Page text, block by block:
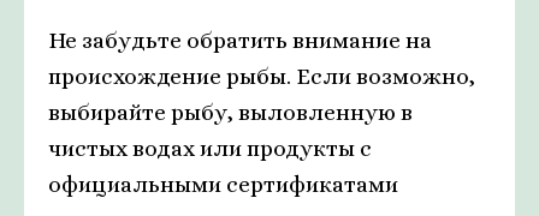
Не забудьте обратить внимание на
происхождение рыбы. Если возможно,
выбирайте рыбу, выловленную в
чистых водах или продукты с
официальными сертификатами